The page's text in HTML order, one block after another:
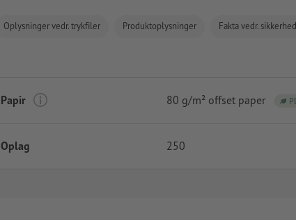
Oplysninger vedr. trykfiler Produktoplysninger Fakta vedr.
Papir 80 g/m² offset paper
Oplag 250